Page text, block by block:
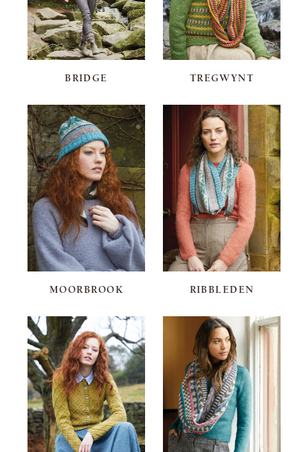
BRIDGE TREGWYNT
MOORBROOK RIBBLEDEN